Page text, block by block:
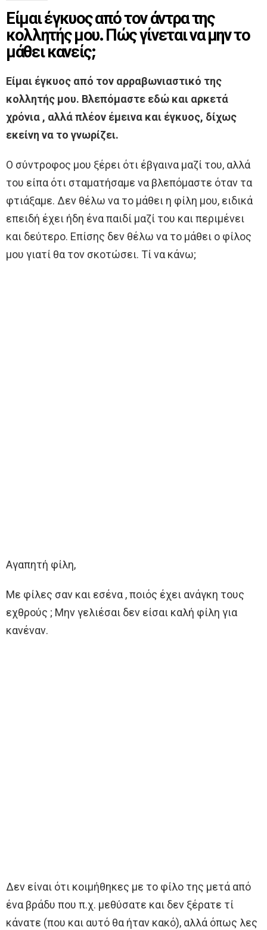
Είμαι έγκυος από τον άντρα της
κολλητής μου. Πώς γίνεται να μην το
μάθει κανείς;
Είμαι έγκυος από τον αρραβωνιαστικό της
κολλητής μου. Βλεπόμαστε εδώ και αρκετά
χρόνια , αλλά πλέον έμεινα και έγκυος, δίχως
εκείνη να το γνωρίζει.
Ο σύντροφος μου ξέρει ότι έβγαινα μαζί του, αλλά
του είπα ότι σταματήσαμε να βλεπόμαστε όταν τα
φτιάξαμε. Δεν θέλω να το μάθει η φίλη μου, ειδικά
επειδή έχει ήδη ένα παιδί μαζί του και περιμένει
και δεύτερο. Επίσης δεν θέλω να το μάθει ο φίλος
μου γιατί θα τον σκοτώσει. Τί να κάνω;
Αγαπητή φίλη,
Με φίλες σαν και εσένα , ποιός έχει ανάγκη τους
εχθρούς ; Μην γελιέσαι δεν είσαι καλή φίλη για
κανέναν.
Δεν είναι ότι κοιμήθηκες με το φίλο της μετά από
ένα βράδυ που π.χ. μεθύσατε και δεν ξέρατε τί
κάνατε (που και αυτό θα ήταν κακό), αλλά όπως λες